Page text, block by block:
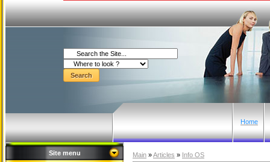
Home
Site menu
Main »Articles » Info OS